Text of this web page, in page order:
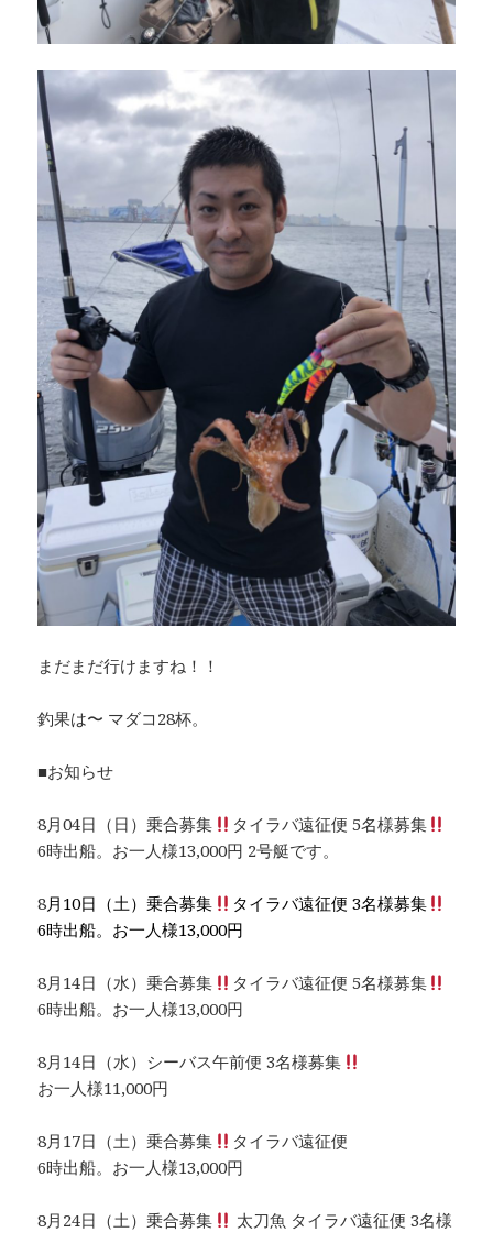
まだまだ行けますね！！
釣果は〜 マダコ28杯。
■お知らせ
8月04日（日）乗合募集
タイラバ遠征便 5名様募集
6時出船。お一人様13,000円 2号艇です。
8月10日（土）乗合募集
タイラバ遠征便 3名様募集
6時出船。お一人様13,000円
8月14日（水）乗合募集
タイラバ遠征便 5名様募集
6時出船。お一人様13,000円
8月14日（水）シーバス午前便 3名様募集
お一人様11,000円
8月17日（土）乗合募集
タイラバ遠征便
6時出船。お一人様13,000円
8月24日（土）乗合募集
太刀魚 タイラバ遠征便 3名様